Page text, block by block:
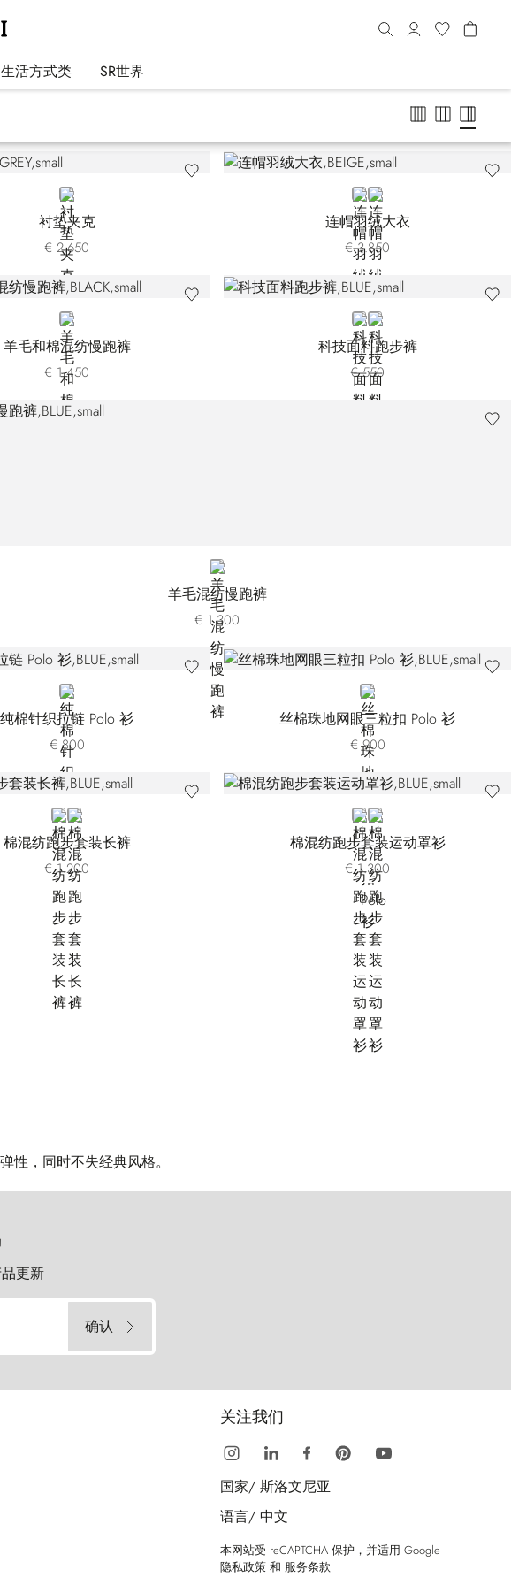
生活方式类 SR世界
GREY
衬垫夹克
€ 2.650
BEIGE
BLUE
连帽羽绒大衣
€ 3.850
BLACK
羊毛和棉混纺慢跑裤
€ 1.450
BLUEBLACK
科技面料跑步裤
€ 550
BLUE
羊毛混纺慢跑裤
€ 1.300
BLUE
纯棉针织拉链 Polo 衫
€ 800
BLUE
丝棉珠地网眼三粒扣 Polo 衫
€ 900
BLUEWHITE
棉混纺跑步套装长裤
€ 1.200
BLUEWHITE
棉混纺跑步套装运动罩衫
€ 1.300
性，同时不失经典风格。
更新
确认
关注我们
国家/ 斯洛文尼亚
语言/ 中文
本网站受 reCAPTCHA 保护，并适用 Google
隐私政策 和 服务条款